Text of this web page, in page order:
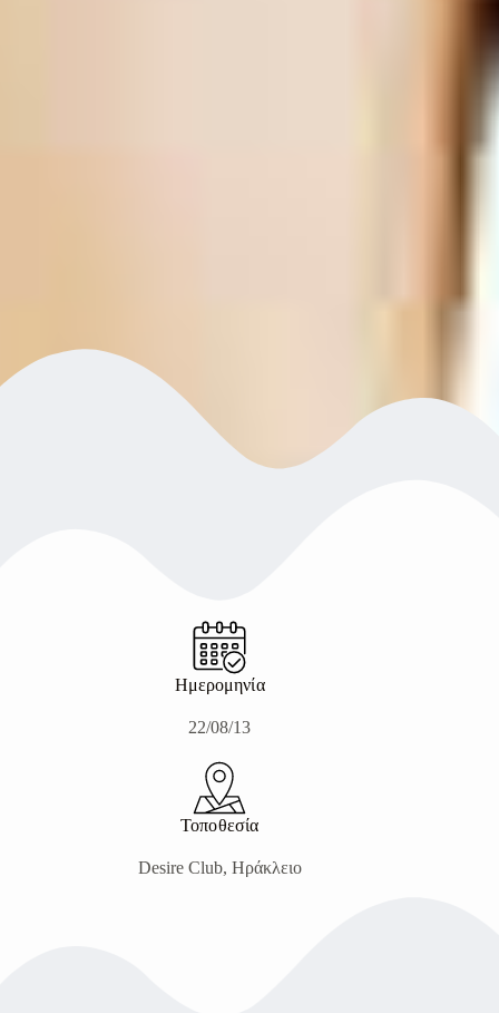
Ημερομηνία
22/08/13
Τοποθεσία
Desire Club, Ηράκλειο